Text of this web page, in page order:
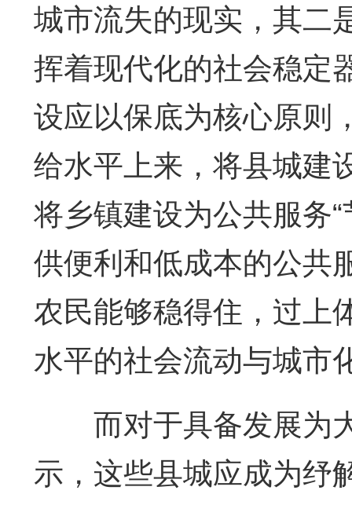
城市流失的现实，其二
挥着现代化的社会稳定
设应以保底为核心原则
给水平上来，将县城建
将乡镇建设为公共服务
供便利和低成本的公共
农民能够稳得住，过上
水平的社会流动与城市
而对于具备发展为大
示，这些县城应成为纾